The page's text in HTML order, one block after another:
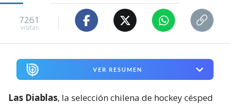
7261
visitas
VER RESUMEN
Las Diablas, la selección chilena de hockey césped